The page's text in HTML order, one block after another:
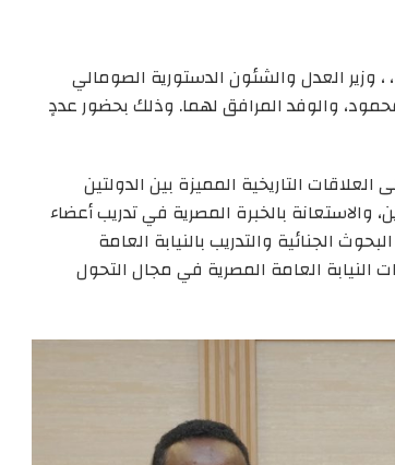
العدل والشئون الدستورية الصومالي
والوفد المرافق لهما. وذلك بحضور عددٍ
التاريخية المميزة بين الدولتين
والاستعانة بالخبرة المصرية في تدريب أعضاء
الجنائية والتدريب بالنيابة العامة
النيابة العامة المصرية في مجال التحول